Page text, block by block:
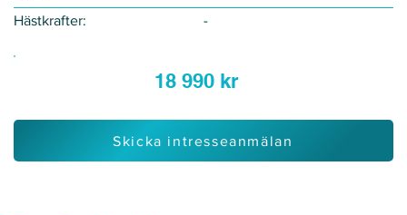
Hästkrafter:
18 990 kr
Skicka intresseanmälan
-